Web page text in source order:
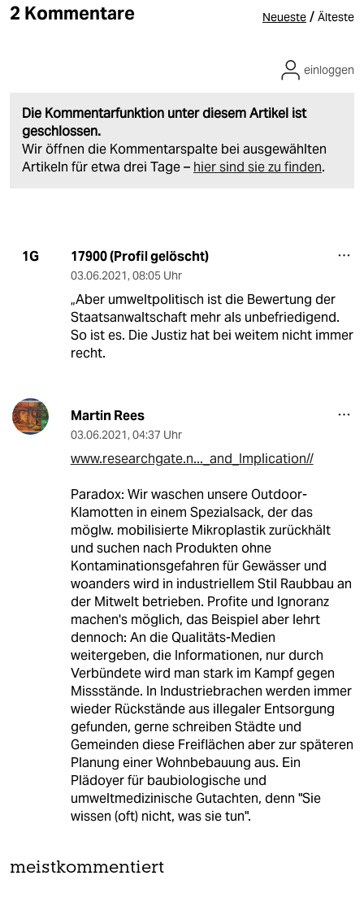
2 Kommentare Neueste / Älteste
Die Kommentarfunktion unter diesem Artikel ist
geschlossen.
Wir öffnen die Kommentarspalte bei ausgewählten
Artikeln für etwa drei Tage – hier sind sie zu finden.
einloggen
1G 17900 (Profil gelöscht)
03.06.2021, 08:05 Uhr
„Aber umweltpolitisch ist die Bewertung der
Staatsanwaltschaft mehr als unbefriedigend.
So ist es. Die Justiz hat bei weitem nicht immer
recht.
Martin Rees
03.06.2021, 04:37 Uhr
www.researchgate.n..._and_Implication//
Paradox: Wir waschen unsere Outdoor-
Klamotten in einem Spezialsack, der das
möglw. mobilisierte Mikroplastik zurückhält
und suchen nach Produkten ohne
Kontaminationsgefahren für Gewässer und
woanders wird in industriellem Stil Raubbau an
der Mitwelt betrieben. Profite und Ignoranz
machen's möglich, das Beispiel aber lehrt
dennoch: An die Qualitäts-Medien
weitergeben, die Informationen, nur durch
Verbündete wird man stark im Kampf gegen
Missstände. In Industriebrachen werden immer
wieder Rückstände aus illegaler Entsorgung
gefunden, gerne schreiben Städte und
Gemeinden diese Freiflächen aber zur späteren
Planung einer Wohnbebauung aus. Ein
Plädoyer für baubiologische und
umweltmedizinische Gutachten, denn "Sie
wissen (oft) nicht, was sie tun".
meistkommentiert